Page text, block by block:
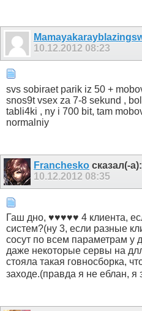
10.12.2012 08:23
svs sobiraet parik iz 50 +
snos9t vsex za 7-8 sekund ,
tabli4ki , ny i 700 bit, tam
normalniy
Franchesko сказал(-а):
10.12.2012 08:35
Гаш дно, ♥♥♥♥♥ 4 клиента,
систем?(ну 3, если разные
сосут по всем параметрам у
даже некоторые сервы на
стояла такая говносборка,
заходе.(правда я не eблан, я